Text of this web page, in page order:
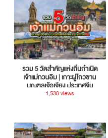
รวม 5 วัดสำคัญแห่งถิ่นกำเนิด
เจ้าแม่กวนอิม | เกาะผู่โถวซาน
มณฑลเจ้อเจียง ประเทศจีน
1,530 views